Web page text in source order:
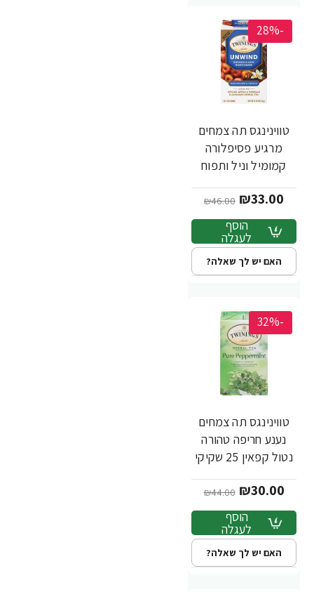
-28%
טווינינגס תה צמחים
מרגיע פסיפלורה
קמומיל וניל ותפוח
קפאין 18 שקיקי -
מבית Twinings
₪33.00
₪46.00
הוסף
לעגלה
האם יש לך שאלה?
-32%
טווינינגס תה צמחים
נענע חריפה טהורה
נטול קפאין 25 שקיקי
₪30.00
₪44.00
הוסף
לעגלה
האם יש לך שאלה?